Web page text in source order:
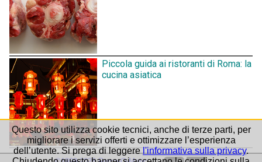
Piccola guida ai ristoranti di Roma: la
cucina asiatica
Questo sito utilizza cookie tecnici, anche di terze parti, per
migliorare i servizi offerti e ottimizzare l’esperienza
dell’utente. Si prega di leggerel'informativa sulla privacy.